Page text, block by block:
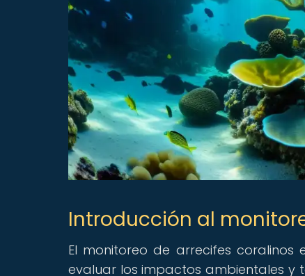
Introducción al
El monitoreo de arrecifes
evaluar los impactos ambientales y